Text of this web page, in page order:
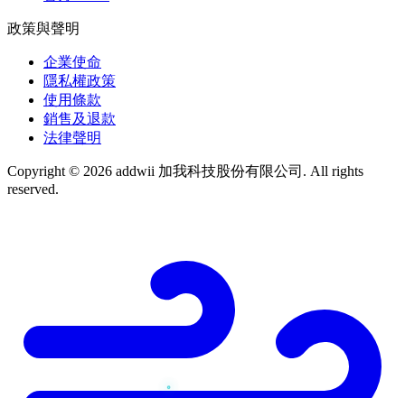
政策與聲明
企業使命
隱私權政策
使用條款
銷售及退款
法律聲明
Copyright © 2026 addwii 加我科技股份有限公司. All rights
reserved.